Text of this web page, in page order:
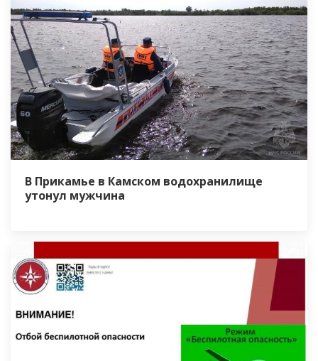
В Прикамье в Камском водохранилище
утонул мужчина